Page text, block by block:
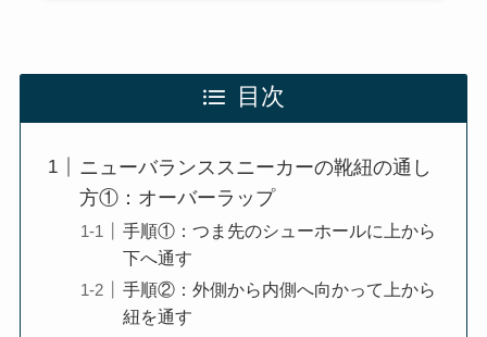
目次
ニューバランススニーカーの靴紐の通し
方①：オーバーラップ
手順①：つま先のシューホールに上から
下へ通す
手順②：外側から内側へ向かって上から
紐を通す